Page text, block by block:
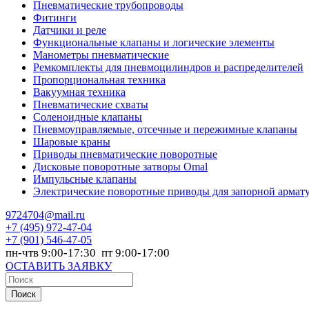
Пневматические трубопроводы
Фитинги
Датчики и реле
Функциональные клапаны и логические элементы
Манометры пневматические
Ремкомплекты для пневмоцилиндров и распределителей
Пропорциональная техника
Вакуумная техника
Пневматические схваты
Соленоидные клапаны
Пневмоуправляемые, отсечные и пережимные клапаны
Шаровые краны
Приводы пневматические поворотные
Дисковые поворотные затворы Omal
Импульсные клапаны
Электрические поворотные приводы для запорной
9724704@mail.ru
+7 (495) 972-47-04
+7 (901) 546-47-05
пн-чтв 9:00-17:30 пт 9:00-17:00
ОСТАВИТЬ ЗАЯВКУ
Поиск